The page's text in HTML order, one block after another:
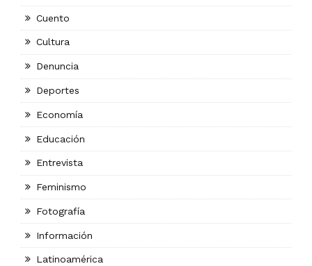
Cuento
Cultura
Denuncia
Deportes
Economía
Educación
Entrevista
Feminismo
Fotografía
Información
Latinoamérica